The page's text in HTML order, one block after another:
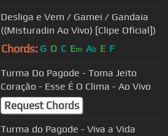
Desliga e Vem / Gamei / Gandaia
((Misturadin Ao Vivo) [Clipe Oficial])
Chords: G D C Em Ab E F
Turma Do Pagode - Toma Jeito
Coração - Esse É O Clima - Ao Vivo
Request Chords
Turma do Pagode - Viva a Vida